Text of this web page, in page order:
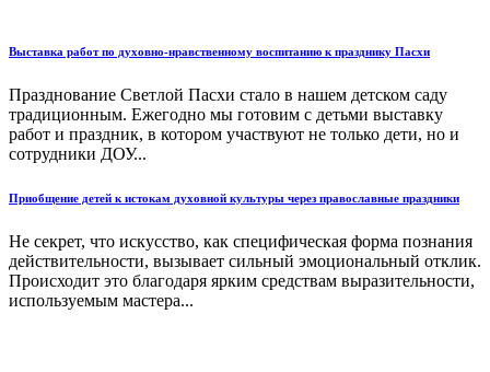
Выставка работ по духовно-нравственному воспитанию к празднику Пасхи
Празднование Светлой Пасхи стало в нашем детском саду
традиционным. Ежегодно мы готовим с детьми выставку
работ и праздник, в котором участвуют не только дети, но и
сотрудники ДОУ...
Приобщение детей к истокам духовной культуры через православные праздники
Не секрет, что искусство, как специфическая форма познания
действительности, вызывает сильный эмоциональный отклик.
Происходит это благодаря ярким средствам выразительности,
используемым мастера...